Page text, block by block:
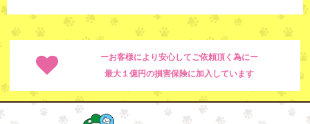
ーお客様により安心してご依頼頂く為にー
最大１億円の損害保険に加入しています